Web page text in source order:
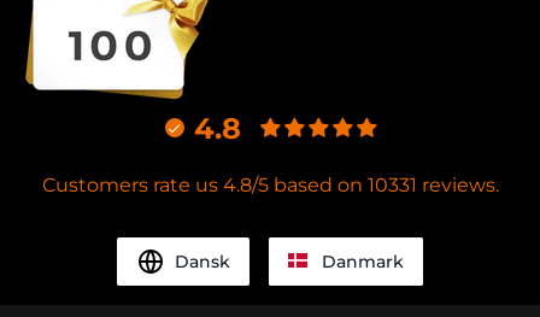
4.8
Customers rate us 4.8/5 based on 10331 reviews.
Dansk Danmark